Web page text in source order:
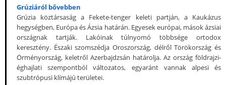
Grúziáról bővebben
Grúzia köztársaság a Fekete-tenger keleti partján, a Kaukázus
hegységben, Európa és Ázsia határán. Egyesek európai, mások ázsiai
országnak tartják. Lakóinak túlnyomó többsége ortodox
keresztény. Északi szomszédja Oroszország, délről Törökország és
Örményország, keletről Azerbajdzsán határolja. Az ország földrajzi-
éghajlati szempontból változatos, egyaránt vannak alpesi és
szubtrópusi klímájú területei.